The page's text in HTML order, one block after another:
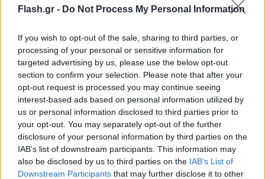
Flash.gr - Do Not Process My Personal Information
If you wish to opt-out of the sale, sharing to third parties, or
processing of your personal or sensitive information for
targeted advertising by us, please use the below opt-out
section to confirm your selection. Please note that after your
opt-out request is processed you may continue seeing
interest-based ads based on personal information utilized by
us or personal information disclosed to third parties prior to
your opt-out. You may separately opt-out of the further
disclosure of your personal information by third parties on the
IAB’s list of downstream participants. This information may
also be disclosed by us to third parties on the IAB’s List of
Downstream Participants that may further disclose it to other